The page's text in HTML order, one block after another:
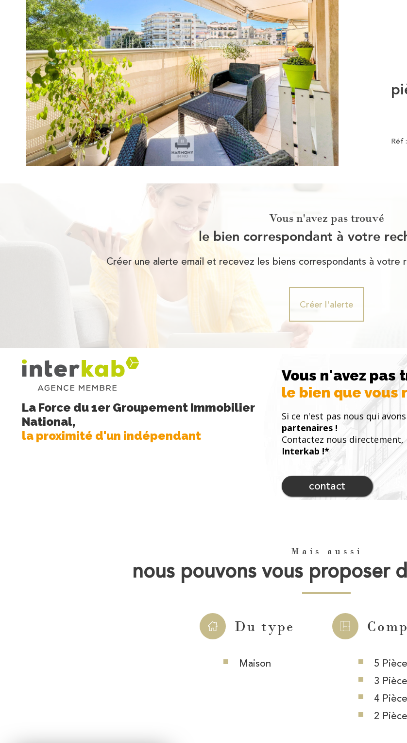
Voir le
bien
Réf
Vous n'avez pas trouvé
le bien correspondant à votre
Créer une alerte email et recevez les biens correspondants à votre
Créer l'alerte
La Force du 1er Groupement Immobilier
National,
la proximité d'un indépendant
Vous n'avez pas
le bien que vous
Si ce n'est pas nous qui
partenaires !
Contactez nous directement,
Interkab !*
contact
Mais aussi
nous pouvons vous proposer
Du type
Maison
5
3
4
2